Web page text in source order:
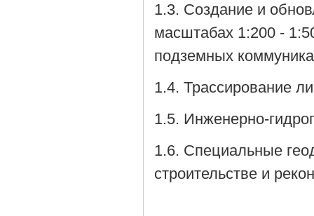
1.3. Создание и
масштабах 1:200 -
подземных
1.4. Трассирование
1.5. Инженерно-
1.6. Специальные
строительстве и